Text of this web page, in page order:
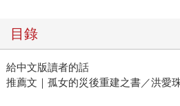
目錄
給中文版讀者的話
推薦文｜孤女的災後重建之書／洪愛珠